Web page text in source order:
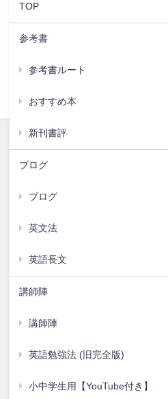
TOP
参考書
参考書ルート
おすすめ本
新刊書評
ブログ
ブログ
英文法
英語長文
講師陣
講師陣
英語勉強法 (旧完全版)
小中学生用【YouTube付き】